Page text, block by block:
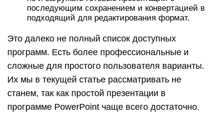
последующим сохранением и конвертацией в
подходящий для редактирования формат.
Это далеко не полный список доступных
программ. Есть более профессиональные и
сложные для простого пользователя варианты.
Их мы в текущей статье рассматривать не
станем, так как простой презентации в
программе PowerPoint чаще всего достаточно.